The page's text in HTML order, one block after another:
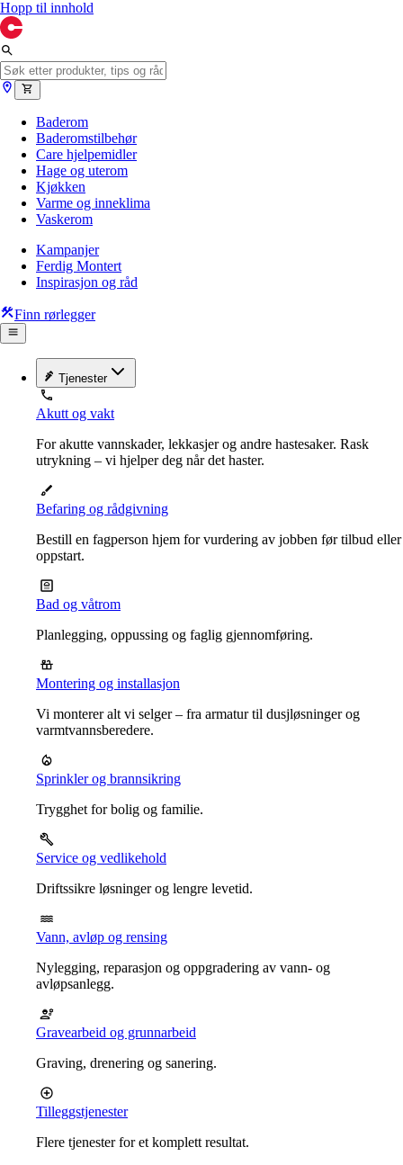
Hopp til innhold
Baderom
Baderomstilbehør
Care hjelpemidler
Hage og uterom
Kjøkken
Varme og inneklima
Vaskerom
Kampanjer
Ferdig Montert
Inspirasjon og råd
Finn rørlegger
Tjenester
Akutt og vakt
For akutte vannskader, lekkasjer og andre hastesaker. Rask
utrykning – vi hjelper deg når det haster.
Befaring og rådgivning
Bestill en fagperson hjem for vurdering av jobben før tilbud eller
oppstart.
Bad og våtrom
Planlegging, oppussing og faglig gjennomføring.
Montering og installasjon
Vi monterer alt vi selger – fra armatur til dusjløsninger og
varmtvannsberedere.
Sprinkler og brannsikring
Trygghet for bolig og familie.
Service og vedlikehold
Driftssikre løsninger og lengre levetid.
Vann, avløp og rensing
Nylegging, reparasjon og oppgradering av vann- og
avløpsanlegg.
Gravearbeid og grunnarbeid
Graving, drenering og sanering.
Tilleggstjenester
Flere tjenester for et komplett resultat.